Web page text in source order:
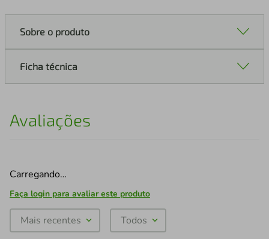
Sobre o produto
Ficha técnica
Avaliações
Carregando…
Faça login para avaliar este produto
Mais recentes Todos